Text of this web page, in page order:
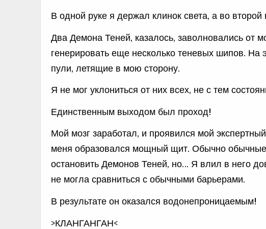
В одной руке я держал клинок света, а во
Два Демона Теней, казалось, заволновались от
генерировать еще несколько теневых шипов.
пули, летящие в мою сторону.
Я не мог уклониться от них всех, не с тем
Единственным выходом был проход!
Мой мозг заработал, и проявился мой
меня образовался мощный щит. Обычно
остановить Демонов Теней, но… Я влил в него
не могла сравниться с обычными барьерами.
В результате он оказался водонепроницаемым!
>КЛАНГАНГАН<